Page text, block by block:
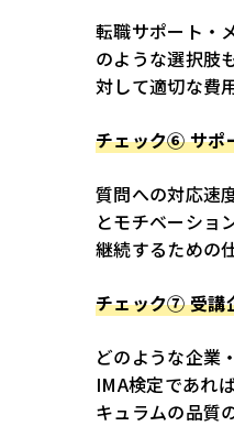
転職サポート・
のような選択肢
対して適切な費
チェック⑥ サポ
質問への対応速
とモチベーショ
継続するための
チェック⑦ 受講
どのような企業
IMA検定であれ
キュラムの品質